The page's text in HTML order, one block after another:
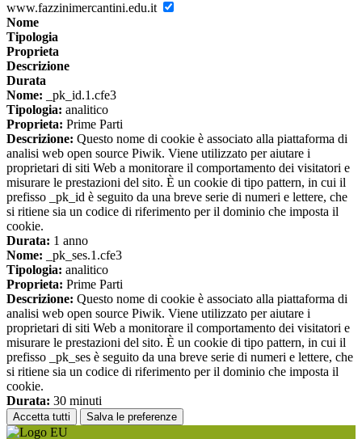
www.fazzinimercantini.edu.it
Nome
Tipologia
Proprieta
Descrizione
Durata
Nome: _pk_id.1.cfe3
Tipologia: analitico
Proprieta: Prime Parti
Descrizione: Questo nome di cookie è associato alla piattaforma di
analisi web open source Piwik. Viene utilizzato per aiutare i
proprietari di siti Web a monitorare il comportamento dei visitatori e
misurare le prestazioni del sito. È un cookie di tipo pattern, in cui il
prefisso _pk_id è seguito da una breve serie di numeri e lettere, che
si ritiene sia un codice di riferimento per il dominio che imposta il
cookie.
Durata: 1 anno
Nome: _pk_ses.1.cfe3
Tipologia: analitico
Proprieta: Prime Parti
Descrizione: Questo nome di cookie è associato alla piattaforma di
analisi web open source Piwik. Viene utilizzato per aiutare i
proprietari di siti Web a monitorare il comportamento dei visitatori e
misurare le prestazioni del sito. È un cookie di tipo pattern, in cui il
prefisso _pk_ses è seguito da una breve serie di numeri e lettere, che
si ritiene sia un codice di riferimento per il dominio che imposta il
cookie.
Durata: 30 minuti
Accetta tutti Salva le preferenze